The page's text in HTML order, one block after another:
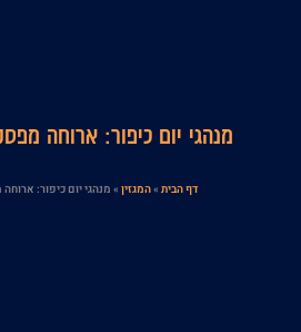
מנהגי יום כיפור: ארוחה
דף הבית »המגזין » מנהגי יום כיפור: